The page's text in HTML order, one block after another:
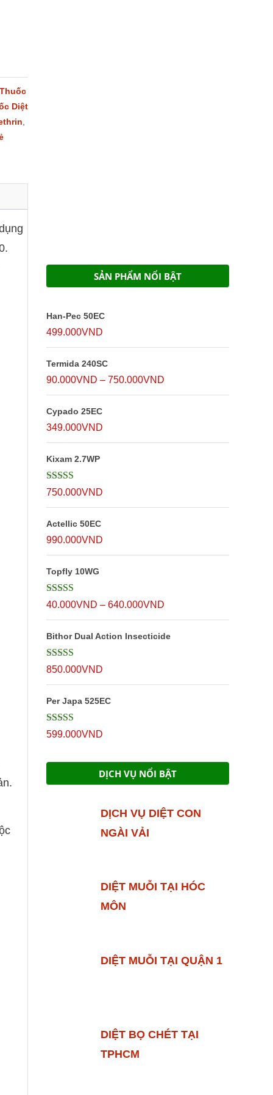
Thuốc
Diệt
SẢN PHẨM NỔI BẬT
Han-Pec 50EC
499.000VND
Termida 240SC
90.000VND – 750.000VND
giá:
Cypado 25EC
349.000VND
Kixam 2.7WP
Được xếp
750.000VND
Actellic 50EC
990.000VND
Topfly 10WG
Được xếp
40.000VND – 640.000VND
giá:
từ
Bithor Dual Action Insecticide
Được xếp
850.000VND
Per Japa 525EC
Được xếp
599.000VND
DỊCH VỤ NỔI BẬT
DỊCH VỤ DIỆT CON
NGÀI VẢI
DIỆT MUỖI TẠI HÓC
MÔN
DIỆT MUỖI TẠI QUẬN 1
DIỆT BỌ CHÉT TẠI
TPHCM